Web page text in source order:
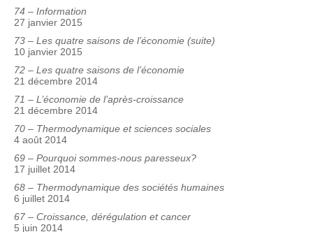
74 – Information
27 janvier 2015
73 – Les quatre saisons de l’économie (suite)
10 janvier 2015
72 – Les quatre saisons de l’économie
21 décembre 2014
71 – L’économie de l’après-croissance
21 décembre 2014
70 – Thermodynamique et sciences sociales
4 août 2014
69 – Pourquoi sommes-nous paresseux?
17 juillet 2014
68 – Thermodynamique des sociétés humaines
6 juillet 2014
67 – Croissance, dérégulation et cancer
5 juin 2014